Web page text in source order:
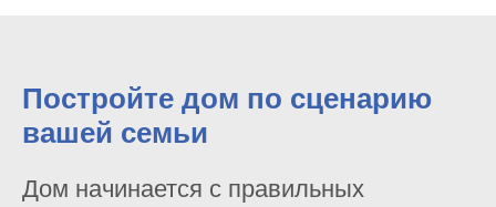
Постройте дом по сценарию
вашей семьи
Дом начинается с правильных